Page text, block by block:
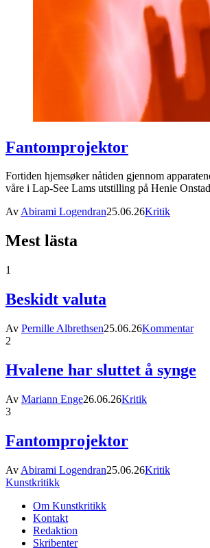
Fantomprojektor
Fortiden hjemsøker nåtiden gjennom
våre i Lap-See Lams utstilling på Henie
AvAbirami Logendran25.06.26Kritik
Mest lästa
1
Beskidt valuta
Av Pernille Albrethsen25.06.26Kommentar
2
Hvalene har sluttet å synge
Av Mariann Enge26.06.26Kritik
3
Fantomprojektor
Av Abirami Logendran25.06.26Kritik
Kunstkritikk
Om Kunstkritikk
Kontakt
Redaktion
Skribenter